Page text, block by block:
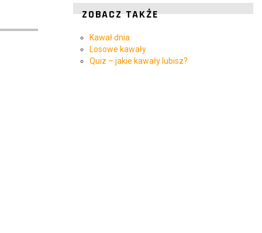
ZOBACZ TAKŻE
Kawał dnia
Losowe kawały
Quiz – jakie kawały lubisz?